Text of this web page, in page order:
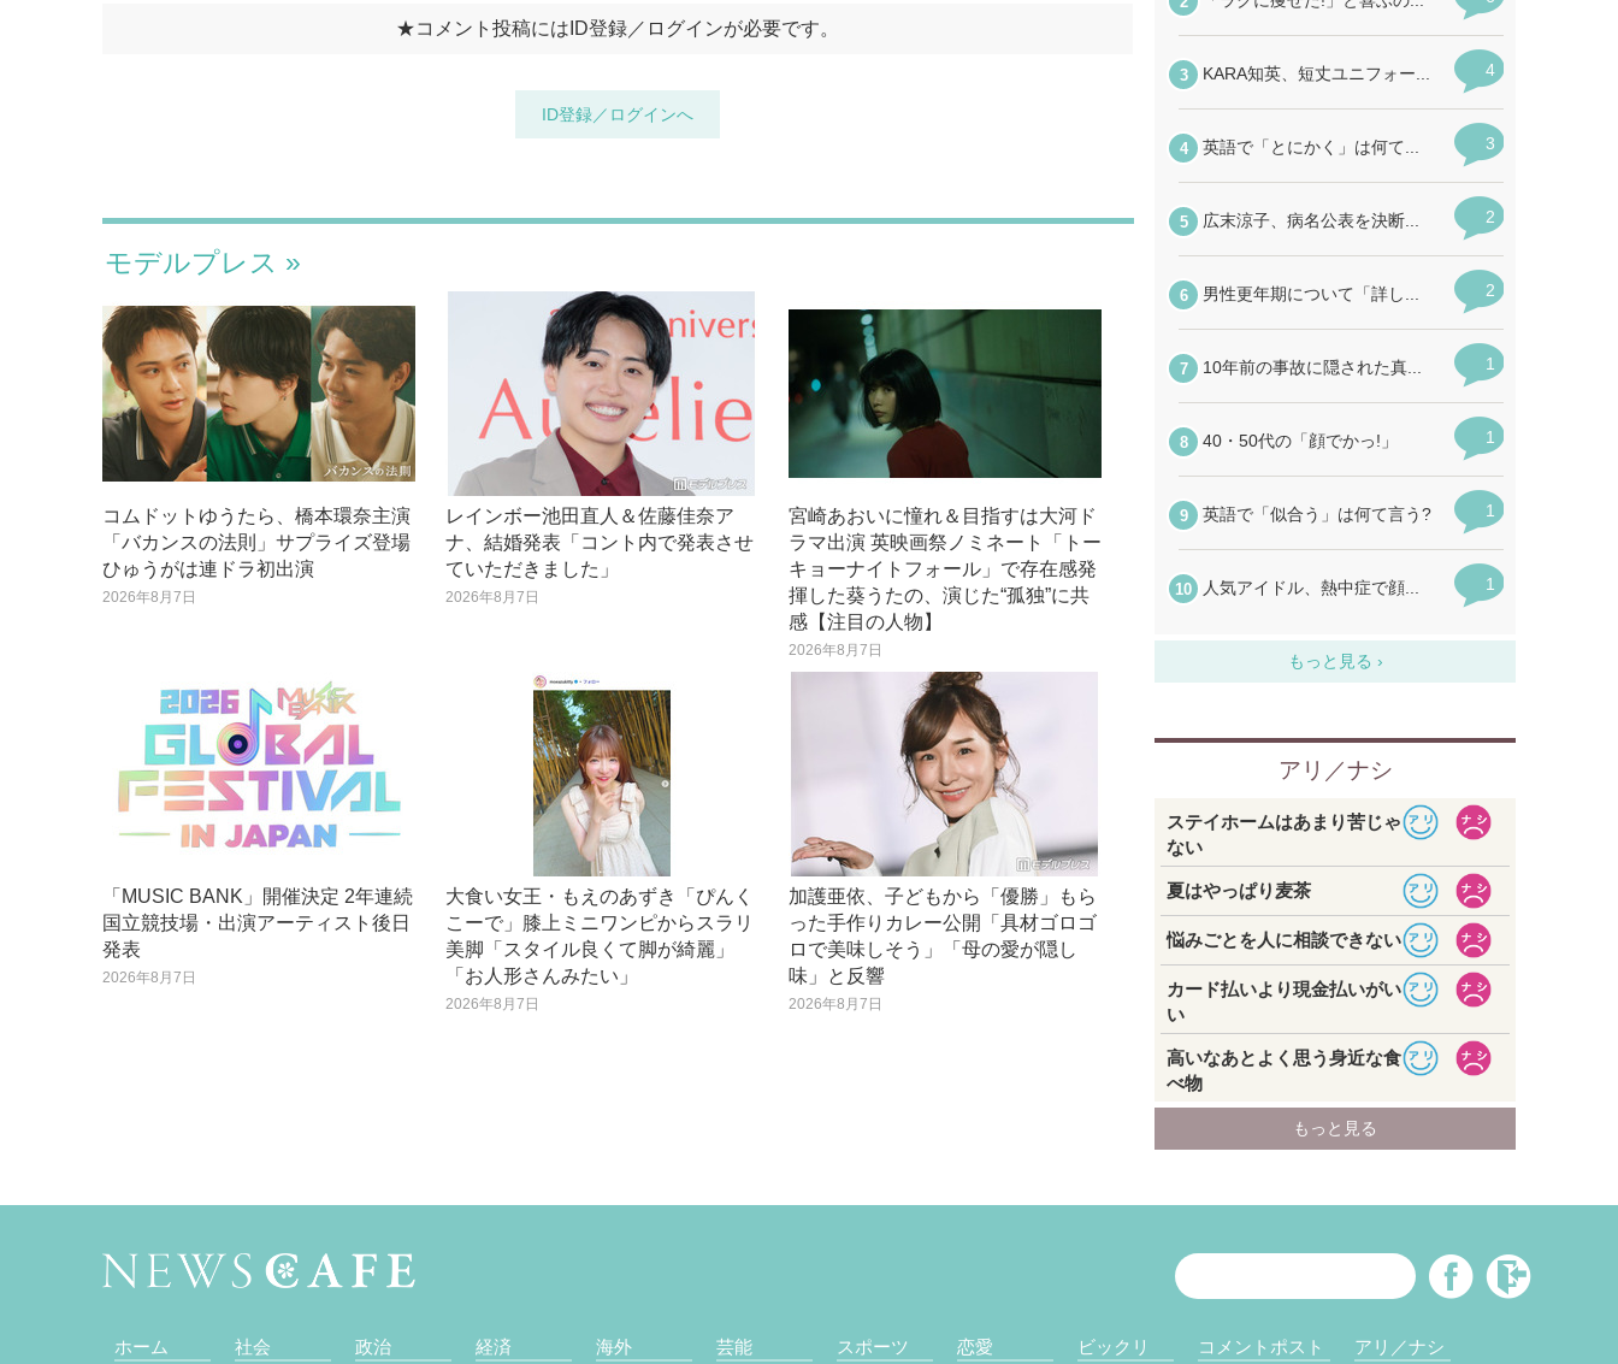
モデルプレス
コムドットゆうたら、橋本環奈主演
「バカンスの法則」サプライズ登場
ひゅうがは連ドラ初出演
2026年8月7日
レインボー池田直人＆佐藤佳奈ア
ナ、結婚発表「コント内で発表させ
ていただきました」
2026年8月7日
宮崎あおいに憧れ＆目指すは大河ド
ラマ出演 英映画祭ノミネート「トー
キョーナイトフォール」で存在感発
揮した葵うたの、演じた“孤独”に共
感【注目の人物】
2026年8月7日
「MUSIC BANK」開催決定 2年連続
国立競技場・出演アーティスト後日
発表
2026年8月7日
大食い女王・もえのあずき「ぴんく
こーで」膝上ミニワンピからスラリ
美脚「スタイル良くて脚が綺麗」
「お人形さんみたい」
2026年8月7日
加護亜依、子どもから「優勝」もら
った手作りカレー公開「具材ゴロゴ
ロで美味しそう」「母の愛が隠し
味」と反響
2026年8月7日
ホーム 社会 政治 経済 海外 芸能 スポーツ 恋愛 ビックリ コメントポスト アリ／ナシ